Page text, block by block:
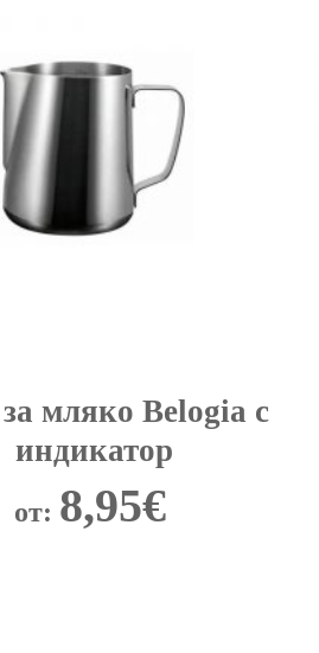
мляко Belogia с
индикатор
от: 8,95€